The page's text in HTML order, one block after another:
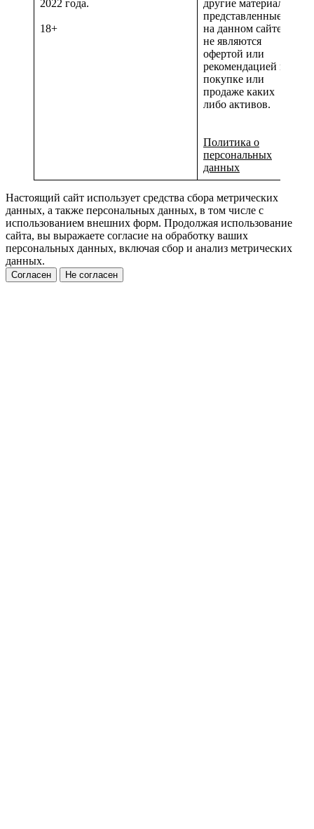
2022 года.
18+
другие материалы,
представленные
на данном сайте
не являются
офертой или
рекомендацией к
покупке или
продаже каких
либо активов.
Политика о
персональных
данных
Настоящий сайт использует средства сбора метрических
данных, а также персональных данных, в том числе с
использованием внешних форм. Продолжая использование
сайта, вы выражаете согласие на обработку ваших
персональных данных, включая сбор и анализ метрических
данных.
Согласен Не согласен